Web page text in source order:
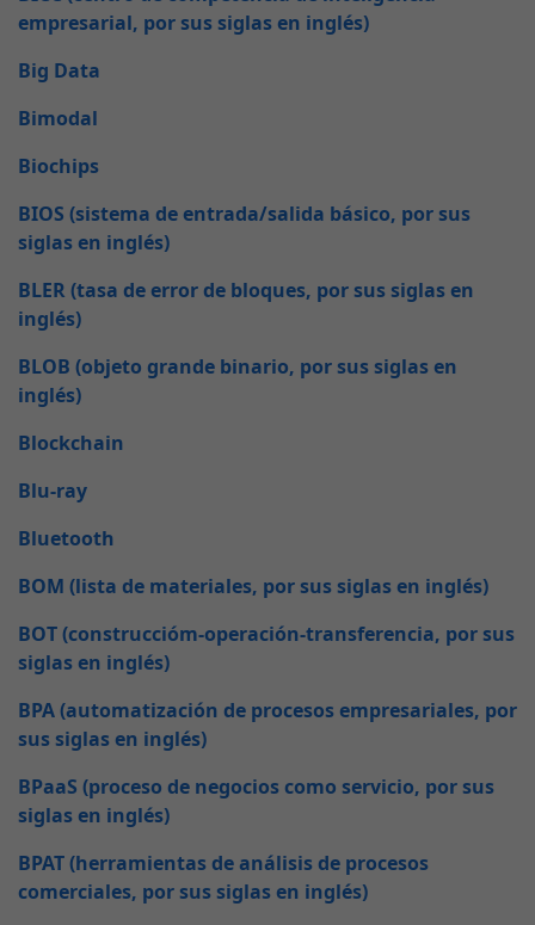
empresarial, por sus siglas en inglés)
Big Data
Bimodal
Biochips
BIOS (sistema de entrada/salida básico, por sus
siglas en inglés)
BLER (tasa de error de bloques, por sus siglas en
inglés)
BLOB (objeto grande binario, por sus siglas en
inglés)
Blockchain
Blu-ray
Bluetooth
BOM (lista de materiales, por sus siglas en inglés)
BOT (construccióm-operación-transferencia, por sus
siglas en inglés)
BPA (automatización de procesos empresariales, por
sus siglas en inglés)
BPaaS (proceso de negocios como servicio, por sus
siglas en inglés)
BPAT (herramientas de análisis de procesos
comerciales, por sus siglas en inglés)